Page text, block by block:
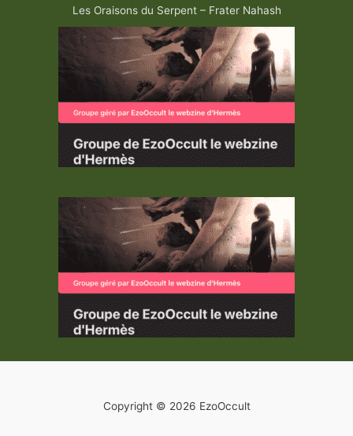
Les Oraisons du Serpent – Frater Nahash
Copyright © 2026 EzoOccult